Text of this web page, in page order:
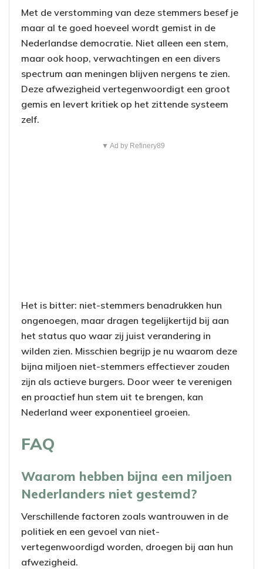
Met de verstomming van deze stemmers besef je
maar al te goed hoeveel wordt gemist in de
Nederlandse democratie. Niet alleen een stem,
maar ook hoop, verwachtingen en een divers
spectrum aan meningen blijven nergens te zien.
Deze afwezigheid vertegenwoordigt een groot
gemis en levert kritiek op het zittende systeem
zelf.
▼ Ad by Refinery89
Het is bitter: niet-stemmers benadrukken hun
ongenoegen, maar dragen tegelijkertijd bij aan
het status quo waar zij juist verandering in
wilden zien. Misschien begrijp je nu waarom deze
bijna miljoen niet-stemmers effectiever zouden
zijn als actieve burgers. Door weer te verenigen
en proactief hun stem uit te brengen, kan
Nederland weer exponentieel groeien.
FAQ
Waarom hebben bijna een miljoen
Nederlanders niet gestemd?
Verschillende factoren zoals wantrouwen in de
politiek en een gevoel van niet-
vertegenwoordigd worden, droegen bij aan hun
afwezigheid.